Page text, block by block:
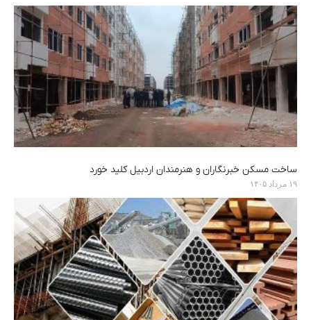
ساخت مسکن خبرنگاران و هنرمندان اردبیل کلید خورد
۱۹ مرداد ۱۴۰۵